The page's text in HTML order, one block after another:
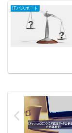
ITパスポート